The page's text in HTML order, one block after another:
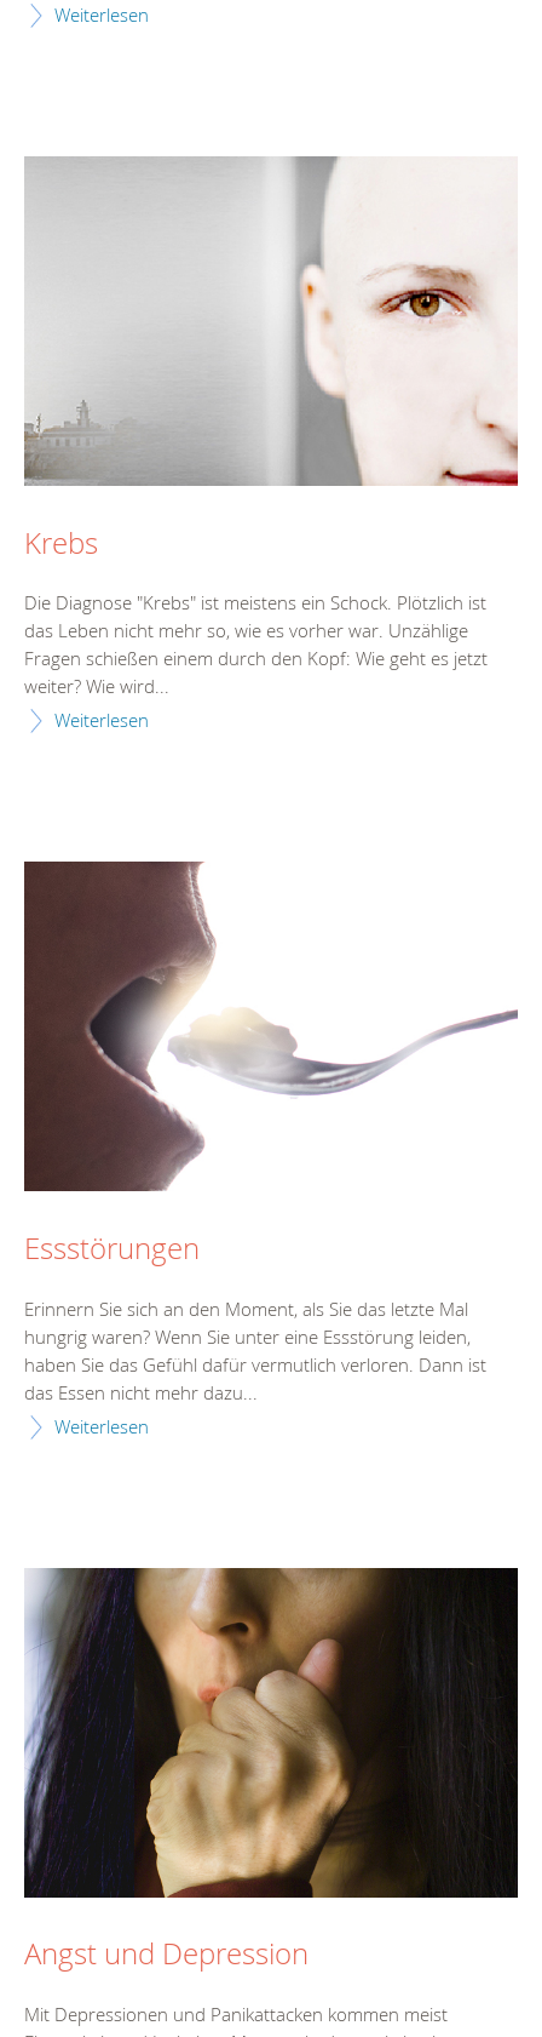
Weiterlesen
Krebs
Die Diagnose "Krebs" ist meistens ein Schock. Plötzlich ist
das Leben nicht mehr so, wie es vorher war. Unzählige
Fragen schießen einem durch den Kopf: Wie geht es jetzt
weiter? Wie wird...
Weiterlesen
Essstörungen
Erinnern Sie sich an den Moment, als Sie das letzte Mal
hungrig waren? Wenn Sie unter eine Essstörung leiden,
haben Sie das Gefühl dafür vermutlich verloren. Dann ist
das Essen nicht mehr dazu...
Weiterlesen
Angst und Depression
Mit Depressionen und Panikattacken kommen meist